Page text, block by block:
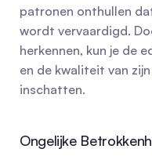
patronen onthullen
wordt vervaardigd.
herkennen, kun je de
en de kwaliteit van
inschatten.
Ongelijke